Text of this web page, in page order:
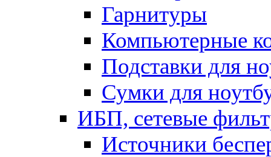
Гарнитуры
Компьютерные
Подставки для
Сумки для
ИБП, сетевые
Источники